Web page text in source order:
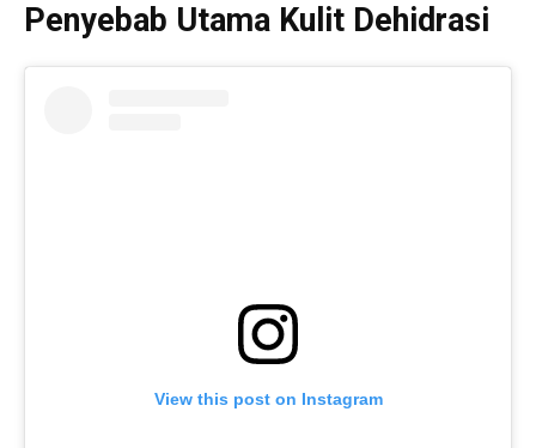
Penyebab Utama Kulit Dehidrasi
View this post on Instagram